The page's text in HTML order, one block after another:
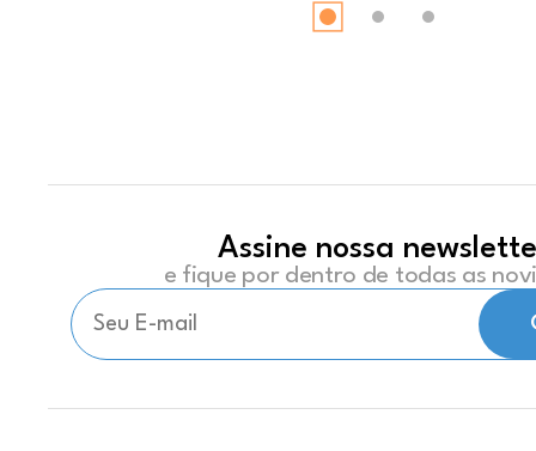
Assine nossa
e fique por dentro de todas as